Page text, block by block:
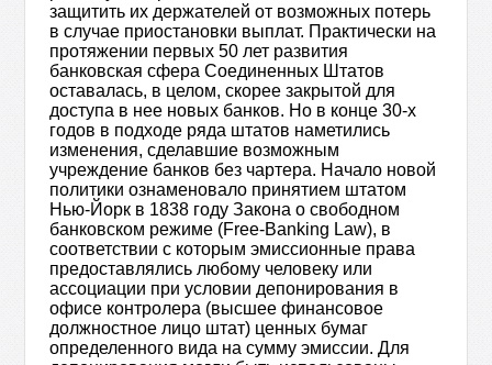
защитить их держателей от возможных потерь
в случае приостановки выплат. Практически на
протяжении первых 50 лет развития
банковская сфера Соединенных Штатов
оставалась, в целом, скорее закрытой для
доступа в нее новых банков. Но в конце 30-х
годов в подходе ряда штатов наметились
изменения, сделавшие возможным
учреждение банков без чартера. Начало новой
политики ознаменовало принятием штатом
Нью-Йорк в 1838 году Закона о свободном
банковском режиме (Free-Banking Law), в
соответствии с которым эмиссионные права
предоставлялись любому человеку или
ассоциации при условии депонирования в
офисе контролера (высшее финансовое
должностное лицо штат) ценных бумаг
определенного вида на сумму эмиссии. Для